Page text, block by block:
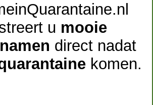
u mooie
direct nadat
komen.